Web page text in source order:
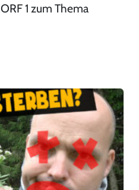
1 zum Thema